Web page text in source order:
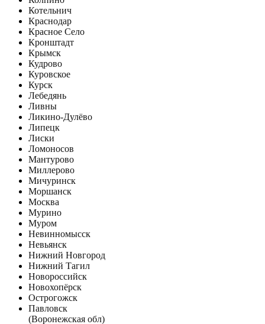
Котельнич
Краснодар
Красное Село
Кронштадт
Крымск
Кудрово
Куровское
Курск
Лебедянь
Ливны
Ликино-Дулёво
Липецк
Лиски
Ломоносов
Мантурово
Миллерово
Мичуринск
Моршанск
Москва
Мурино
Муром
Невинномысск
Невьянск
Нижний Новгород
Нижний Тагил
Новороссийск
Новохопёрск
Острогожск
Павловск
(Воронежская обл)